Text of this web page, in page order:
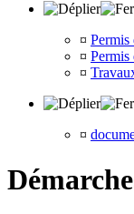
¤ Permis
¤ Permis
¤
¤